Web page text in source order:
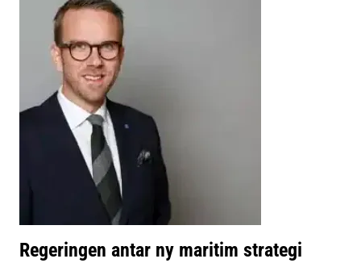
Regeringen antar ny maritim strategi